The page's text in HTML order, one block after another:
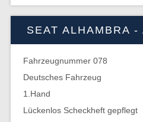
SEAT ALHAMBRA -
Fahrzeugnummer 078
Deutsches Fahrzeug
1.Hand
Lückenlos Scheckheft gepflegt